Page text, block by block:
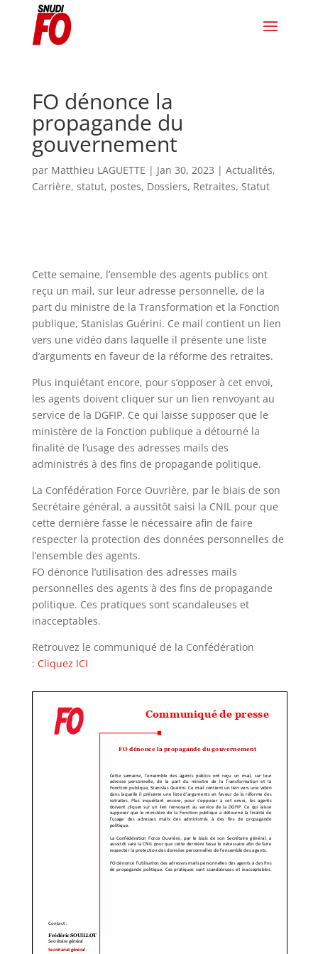
FO dénonce la
propagande du
gouvernement
par Matthieu LAGUETTE | Jan 30, 2023 | Actualités,
Carrière, statut, postes, Dossiers, Retraites, Statut
Cette semaine, l’ensemble des agents publics ont
reçu un mail, sur leur adresse personnelle, de la
part du ministre de la Transformation et la Fonction
publique, Stanislas Guérini. Ce mail contient un lien
vers une vidéo dans laquelle il présente une liste
d’arguments en faveur de la réforme des retraites.
Plus inquiétant encore, pour s’opposer à cet envoi,
les agents doivent cliquer sur un lien renvoyant au
service de la DGFIP. Ce qui laisse supposer que le
ministère de la Fonction publique a détourné la
finalité de l’usage des adresses mails des
administrés à des fins de propagande politique.
La Confédération Force Ouvrière, par le biais de son
Secrétaire général, a aussitôt saisi la CNIL pour que
cette dernière fasse le nécessaire afin de faire
respecter la protection des données personnelles de
l’ensemble des agents.
FO dénonce l’utilisation des adresses mails
personnelles des agents à des fins de propagande
politique. Ces pratiques sont scandaleuses et
inacceptables.
Retrouvez le communiqué de la Confédération
: Cliquez ICI